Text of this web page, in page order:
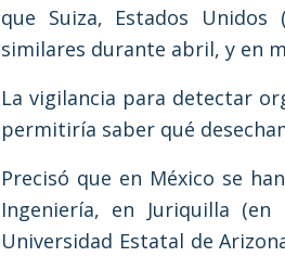
que Suiza, Estados Unidos
similares durante abril, y en
La vigilancia para detectar
permitiría saber qué
Precisó que en México se
Ingeniería, en Juriquilla
Universidad Estatal de